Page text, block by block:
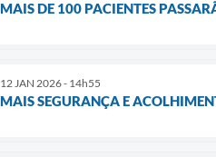
MAIS DE 100 PACIENTES
12 JAN 2026 - 14h55
MAIS SEGURANÇA E